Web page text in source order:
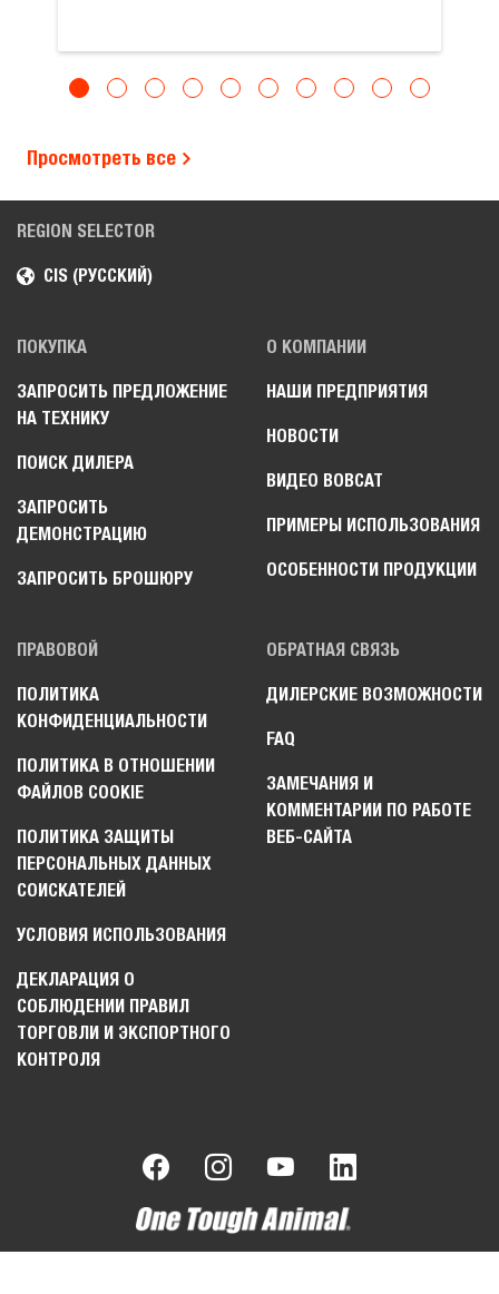
Просмотреть все
REGION SELECTOR
CIS (РУССКИЙ)
ПОКУПКА
ЗАПРОСИТЬ ПРЕДЛОЖЕНИЕ
НА ТЕХНИКУ
ПОИСК ДИЛЕРА
ЗАПРОСИТЬ
ДЕМОНСТРАЦИЮ
ЗАПРОСИТЬ БРОШЮРУ
О КОМПАНИИ
НАШИ ПРЕДПРИЯТИЯ
НОВОСТИ
ВИДЕО BOBCAT
ПРИМЕРЫ ИСПОЛЬЗОВАНИЯ
ОСОБЕННОСТИ ПРОДУКЦИИ
ПРАВОВОЙ
ПОЛИТИКА
КОНФИДЕНЦИАЛЬНОСТИ
ПОЛИТИКА В ОТНОШЕНИИ
ФАЙЛОВ COOKIE
ПОЛИТИКА ЗАЩИТЫ
ПЕРСОНАЛЬНЫХ ДАННЫХ
СОИСКАТЕЛЕЙ
УСЛОВИЯ ИСПОЛЬЗОВАНИЯ
ДЕКЛАРАЦИЯ О
СОБЛЮДЕНИИ ПРАВИЛ
ТОРГОВЛИ И ЭКСПОРТНОГО
КОНТРОЛЯ
ОБРАТНАЯ СВЯЗЬ
ДИЛЕРСКИЕ ВОЗМОЖНОСТИ
FAQ
ЗАМЕЧАНИЯ И
КОММЕНТАРИИ ПО РАБОТЕ
ВЕБ-САЙТА